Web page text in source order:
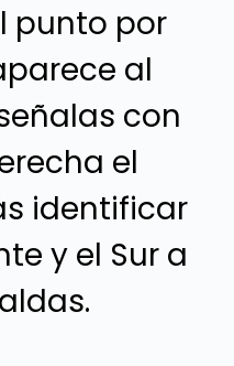
punto por
al
con
el
identificar
y el Sur a